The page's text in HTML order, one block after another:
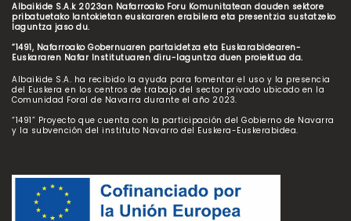
Albaikide S.A.k 2023an Nafarroako Foru Komunitatean dauden sektore
pribatuetako lantokietan euskararen erabilera eta presentzia sustatzeko
laguntza jaso du.
“1491, Nafarroako Gobernuaren partaidetza eta Euskarabidearen-
Euskararen Nafar Institutuaren diru-laguntza duen proiektua da.
Albaikide S.A. ha recibido la ayuda para fomentar el uso y la presencia
del Euskera en los centros de trabajo del sector privado ubicado en la
Comunidad Foral de Navarra durante el año 2023.
“1491” Proyecto que cuenta con la participación del Gobierno de Navarra
y la subvención del instituto Navarro del Euskera-Euskerabidea.